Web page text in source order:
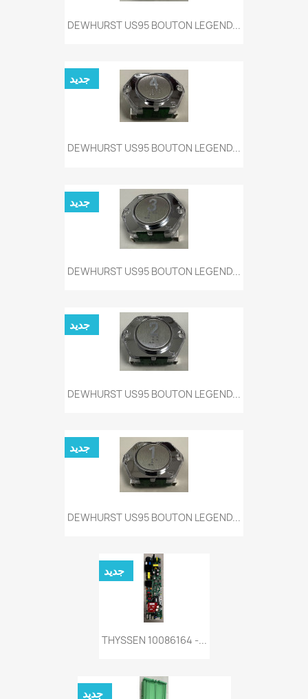
DEWHURST US95 BOUTON LEGEND...
DEWHURST US95 BOUTON LEGEND...
جديد
DEWHURST US95 BOUTON LEGEND...
جديد
DEWHURST US95 BOUTON LEGEND...
جديد
DEWHURST US95 BOUTON LEGEND...
جديد
THYSSEN 10086164 -...
جديد
جديد